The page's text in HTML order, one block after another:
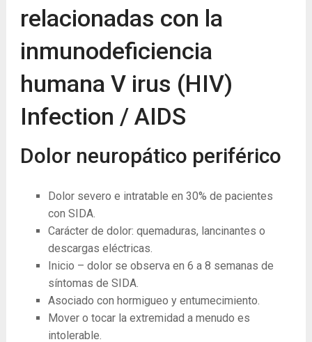
relacionadas con la
inmunodeficiencia
humana V irus (HIV)
Infection / AIDS
Dolor neuropático periférico
Dolor severo e intratable en 30% de pacientes
con SIDA.
Carácter de dolor: quemaduras, lancinantes o
descargas eléctricas.
Inicio – dolor se observa en 6 a 8 semanas de
síntomas de SIDA.
Asociado con hormigueo y entumecimiento.
Mover o tocar la extremidad a menudo es
intolerable.